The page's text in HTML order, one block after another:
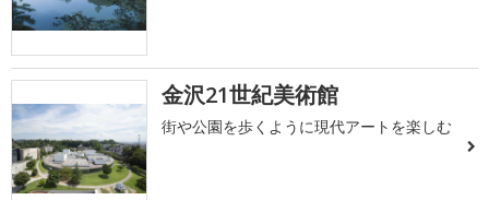
金沢21世紀美術館
街や公園を歩くように現代アートを楽しむ